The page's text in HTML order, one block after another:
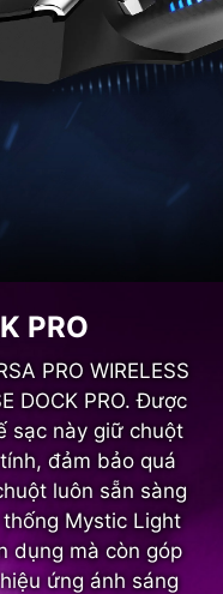
PRO
PRO WIRELESS
DOCK PRO. Được
sạc này giữ chuột
đảm bảo quá
luôn sẵn sàng
Mystic Light
dụng mà còn góp
ứng ánh sáng